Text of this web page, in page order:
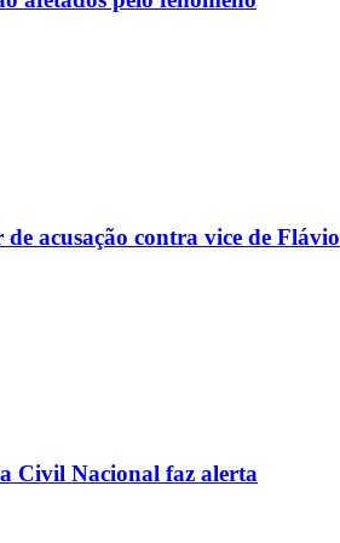
acusação contra vice de Flávio
Civil Nacional faz alerta